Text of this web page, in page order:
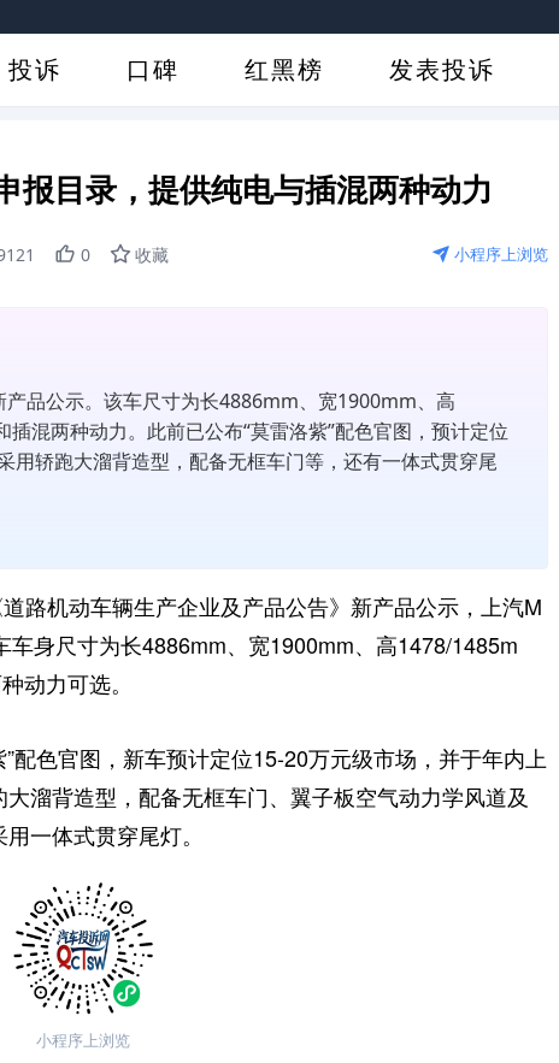
投诉 口碑 红黑榜 发表投诉
报目录，提供纯电与插混两种动力
0 收藏 小程序上浏览
品公示。该车尺寸为长4886mm、宽1900mm、高
混两种动力。此前已公布“莫雷洛紫”配色官图，预计定位
用轿跑大溜背造型，配备无框车门等，还有一体式贯穿尾
路机动车辆生产企业及产品公告》新产品公示，上汽M
身尺寸为长4886mm、宽1900mm、高1478/1485m
动力可选。
配色官图，新车预计定位15-20万元级市场，并于年内上
溜背造型，配备无框车门、翼子板空气动力学风道及
一体式贯穿尾灯。
小程序上浏览